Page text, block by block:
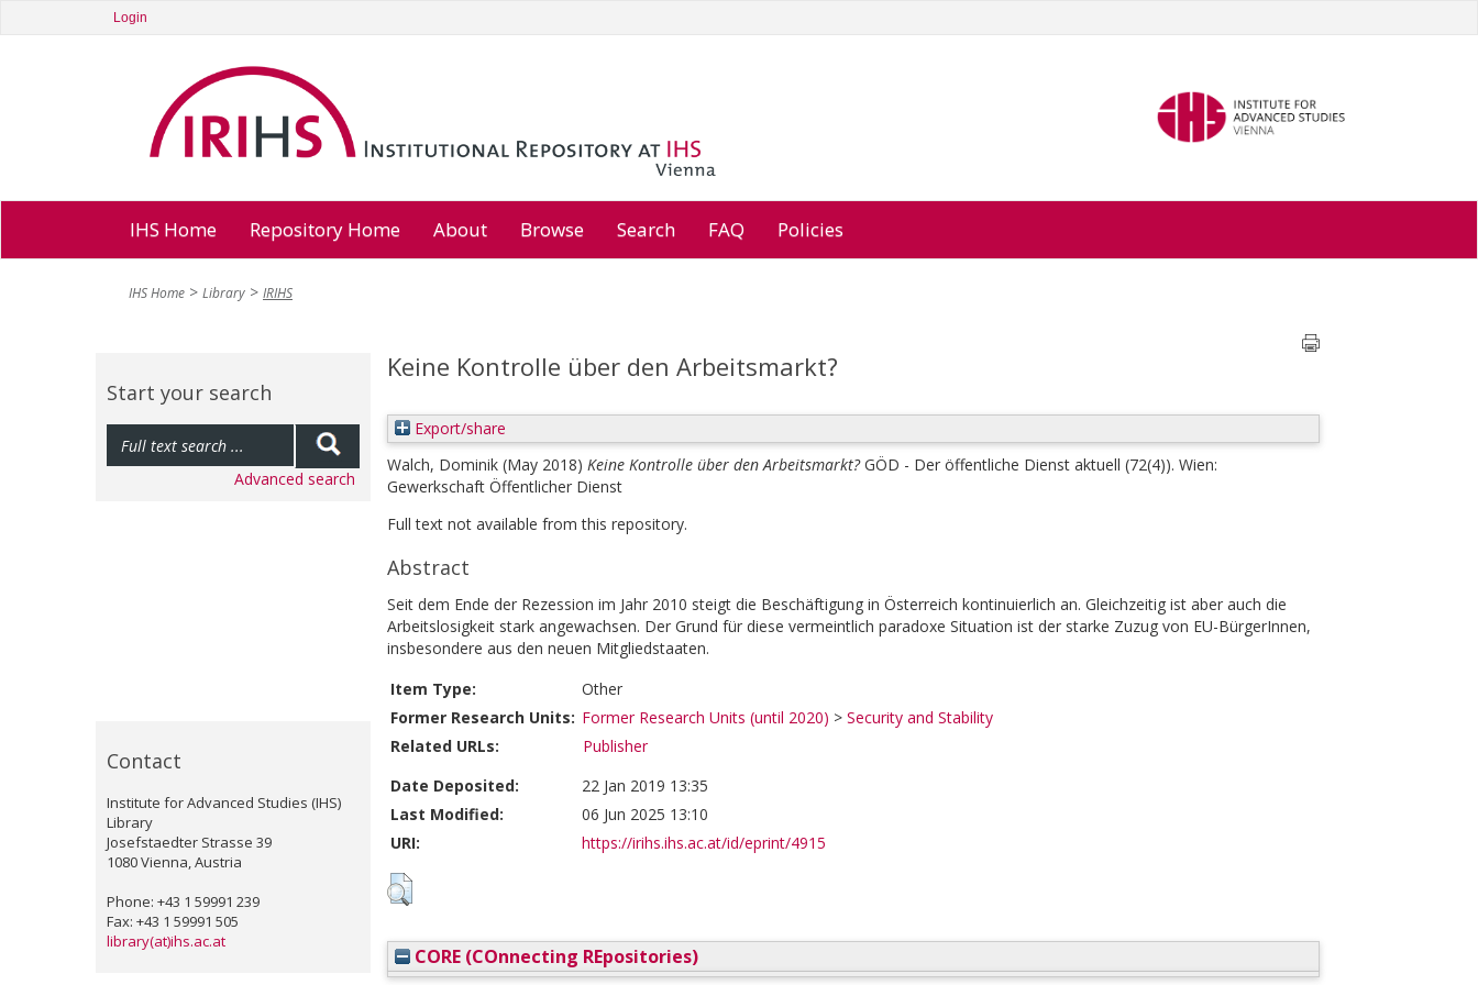
Login
IHS Home Repository Home About Browse Search FAQ Policies
IHS Home Library IRIHS
Start your search
Advanced search
Contact
Institute for Advanced Studies (IHS)
Library
Josefstaedter Strasse 39
1080 Vienna, Austria
Phone: +43 1 59991 239
Fax: +43 1 59991 505
library(at)ihs.ac.at
Keine Kontrolle über den Arbeitsmarkt?
Export/share
Walch, Dominik (May 2018) Keine Kontrolle über den Arbeitsmarkt? GÖD - Der öffentliche Dienst aktuell (72(4)). Wien:
Gewerkschaft Öffentlicher Dienst
Full text not available from this repository.
Abstract
Seit dem Ende der Rezession im Jahr 2010 steigt die Beschäftigung in Österreich kontinuierlich an. Gleichzeitig ist aber auch die
Arbeitslosigkeit stark angewachsen. Der Grund für diese vermeintlich paradoxe Situation ist der starke Zuzug von EU-BürgerInnen,
insbesondere aus den neuen Mitgliedstaaten.
Item Type:
Other
Former Research Units: Former Research Units (until 2020) > Security and Stability
Related URLs:
Publisher
Date Deposited:
22 Jan 2019 13:35
Last Modified:
06 Jun 2025 13:10
URI:
https://irihs.ihs.ac.at/id/eprint/4915
CORE (COnnecting REpositories)